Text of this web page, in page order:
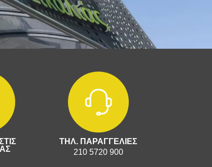
ΤΗΛ. ΠΑΡΑΓΓΕΛΙΕΣ
210 5720 900